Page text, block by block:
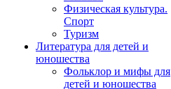
Физическая культура.
Спорт
Туризм
Литература для детей и
юношества
Фольклор и мифы для
детей и юношества